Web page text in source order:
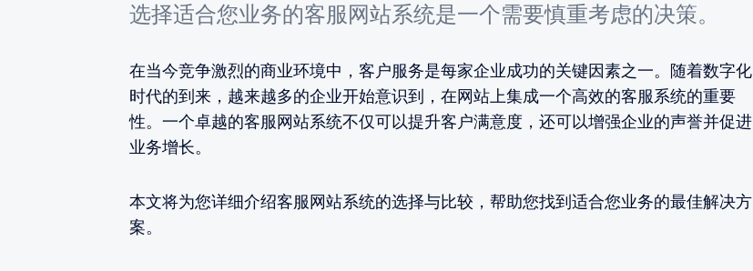
选择适合您业务的客服网站系统是一个需要慎重考虑的决策。
在当今竞争激烈的商业环境中，客户服务是每家企业成功的关键因素之一。随着数字化
时代的到来，越来越多的企业开始意识到，在网站上集成一个高效的客服系统的重要
性。一个卓越的客服网站系统不仅可以提升客户满意度，还可以增强企业的声誉并促进
业务增长。
本文将为您详细介绍客服网站系统的选择与比较，帮助您找到适合您业务的最佳解决方
案。